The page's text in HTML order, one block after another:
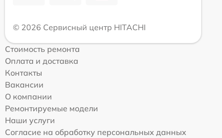
© 2026 Сервисный центр HITACHI
Стоимость ремонта
Оплата и доставка
Контакты
Вакансии
О компании
Ремонтируемые модели
Наши услуги
Согласие на обработку персональных данных